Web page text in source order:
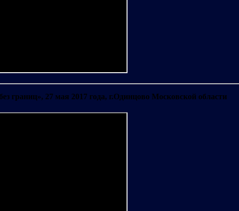
границ», 27 мая 2017 года, г.Одинцово Московской области